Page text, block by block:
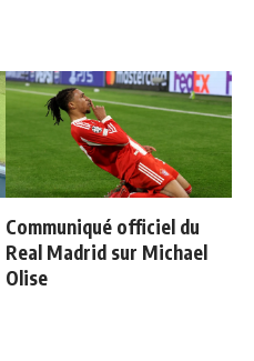
Communiqué officiel du
Real Madrid sur Michael
Olise